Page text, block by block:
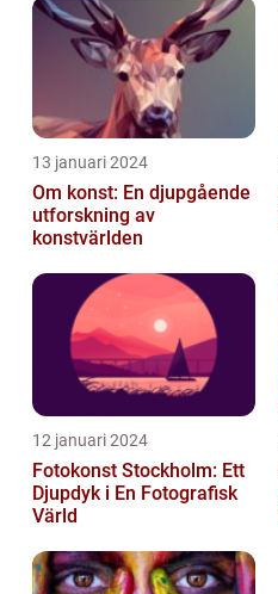
13 januari 2024
Om konst: En djupgående
utforskning av
konstvärlden
12 januari 2024
Fotokonst Stockholm: Ett
Djupdyk i En Fotografisk
Värld